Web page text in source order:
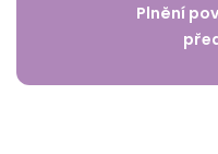
Plnění